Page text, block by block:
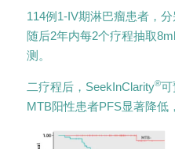
114例1-IV期淋巴瘤患者，
随后2年内每2个疗程抽取
测。
二疗程后，SeekInClarity®可
MTB阳性患者PFS显著降低